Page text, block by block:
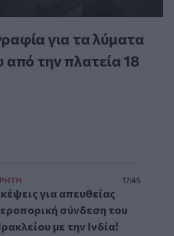
για τα λύματα
από την πλατεία 18
17:45
για απευθείας
σύνδεση του
με την Ινδία!